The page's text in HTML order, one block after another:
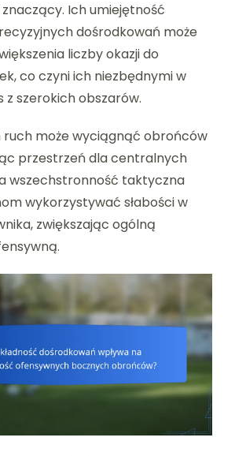
Ich umiejętność
dośrodkowań może
liczby okazji do
co czyni ich niezbędnymi w
z szerokich obszarów.
ruch może wyciągnąć obrońców
przestrzeń dla centralnych
wszechstronność taktyczna
wykorzystywać słabości w
zwiększając ogólną